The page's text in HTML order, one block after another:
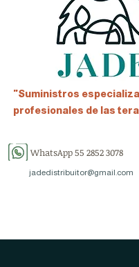
"Suministros
profesionales de las
WhatsApp 55 2852 3078
jadedistribuitor@gmail.com